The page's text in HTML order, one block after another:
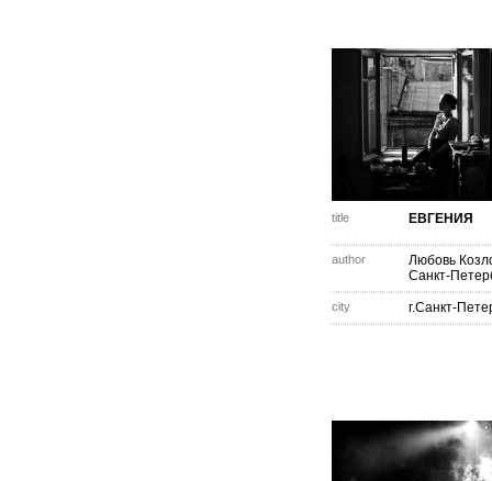
title ЕВГЕНИЯ
author
Любовь
Санкт-
city г.Санкт-